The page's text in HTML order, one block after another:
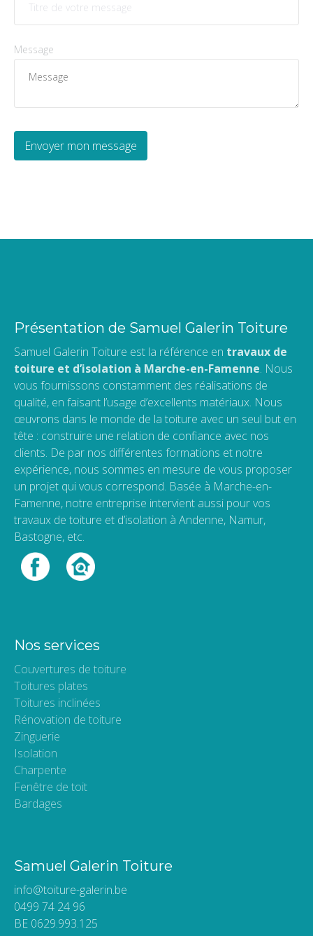
Message
Envoyer mon message
Présentation de Samuel Galerin Toiture
Samuel Galerin Toiture est la référence en travaux de
toiture et d’isolation à Marche-en-Famenne. Nous
vous fournissons constamment des réalisations de
qualité, en faisant l’usage d’excellents matériaux. Nous
œuvrons dans le monde de la toiture avec un seul but en
tête : construire une relation de confiance avec nos
clients. De par nos différentes formations et notre
expérience, nous sommes en mesure de vous proposer
un projet qui vous correspond. Basée à Marche-en-
Famenne, notre entreprise intervient aussi pour vos
travaux de toiture et d’isolation à Andenne, Namur,
Bastogne, etc.
Nos services
Couvertures de toiture
Toitures plates
Toitures inclinées
Rénovation de toiture
Zinguerie
Isolation
Charpente
Fenêtre de toit
Bardages
Samuel Galerin Toiture
info@toiture-galerin.be
0499 74 24 96
BE 0629.993.125